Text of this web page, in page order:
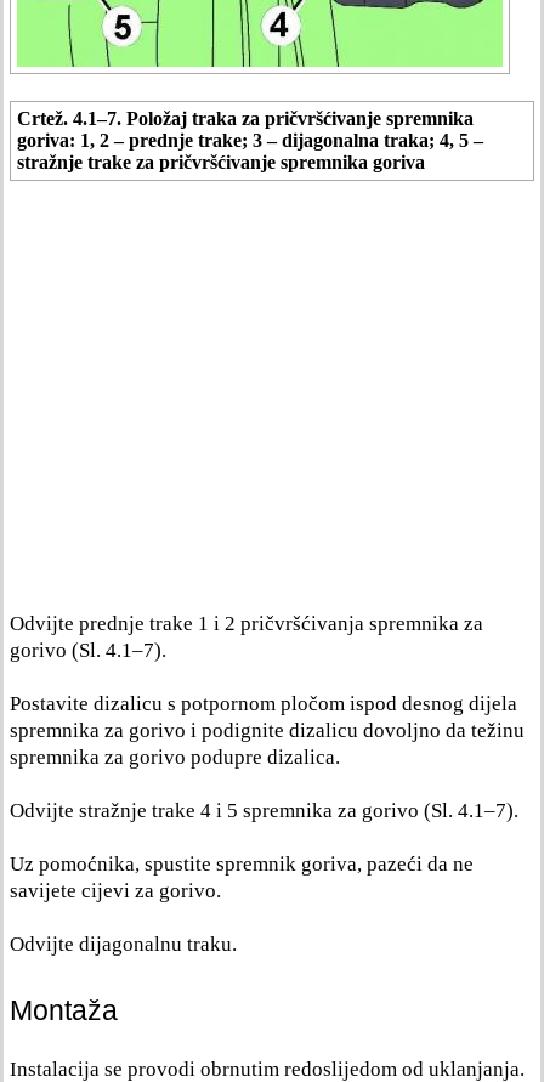
Crtež. 4.1–7. Položaj traka za pričvršćivanje spremnika
goriva: 1, 2 – prednje trake; 3 – dijagonalna traka; 4, 5 –
stražnje trake za pričvršćivanje spremnika goriva
Odvijte prednje trake 1 i 2 pričvršćivanja spremnika za
gorivo (Sl. 4.1–7).
Postavite dizalicu s potpornom pločom ispod desnog dijela
spremnika za gorivo i podignite dizalicu dovoljno da težinu
spremnika za gorivo podupre dizalica.
Odvijte stražnje trake 4 i 5 spremnika za gorivo (Sl. 4.1–7).
Uz pomoćnika, spustite spremnik goriva, pazeći da ne
savijete cijevi za gorivo.
Odvijte dijagonalnu traku.
Montaža
Instalacija se provodi obrnutim redoslijedom od uklanjanja.